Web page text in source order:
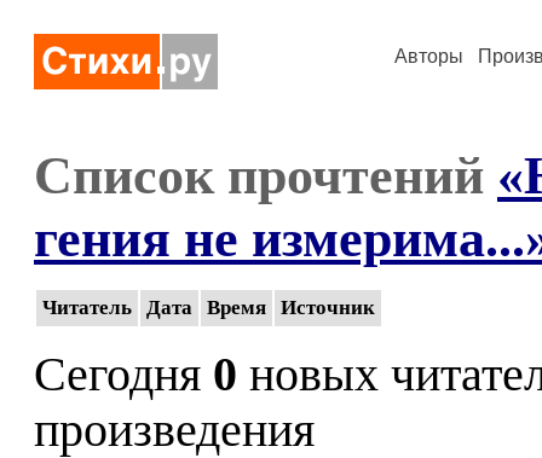
Авторы
Список прочтений
гения не
Читатель Дата Время Источник
Сегодня 0 новых
произведения